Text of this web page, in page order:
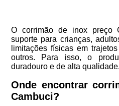
O corrimão de inox preço
suporte para crianças,
limitações físicas em
outros. Para isso, o
duradouro e de alta qualidade.
Onde encontrar
Cambuci?